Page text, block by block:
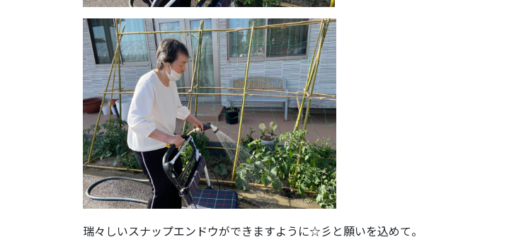
瑞々しいスナップエンドウができますように☆彡と願いを込めて。